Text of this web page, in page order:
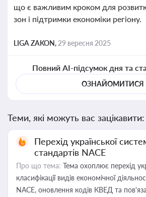
що є важливим кроком для
зон і підтримки економіки регіону.
LIGA ZAKON, 29 вересня 2025
Повний AI-підсумок дня та
ОЗНАЙОМИТИСЯ
Теми, які можуть вас зацікавити:
Перехід української
стандартів NACE
Про що тема: Тема охоплює перехід
класифікації видів економічної
NACE, оновлення кодів КВЕД та